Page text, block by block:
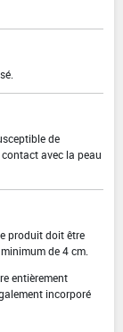
de
avec la peau
produit doit être
de 4 cm.
entièrement
incorporé